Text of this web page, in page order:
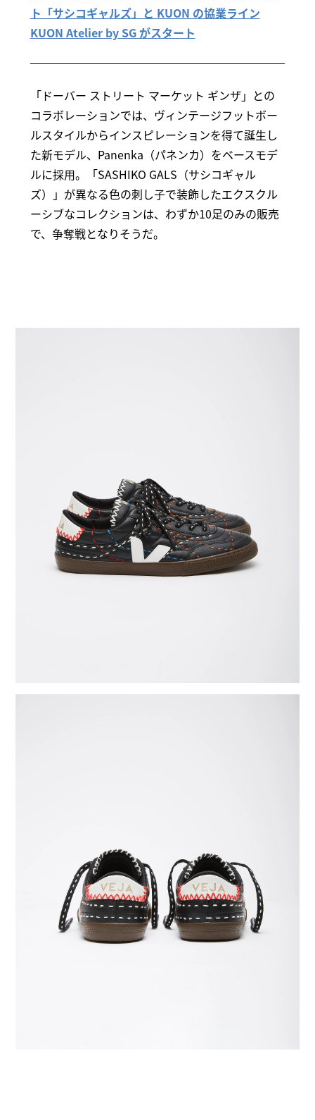
ト「サシコギャルズ」と KUON の協業ライン
KUON Atelier by SG がスタート
「ドーバー ストリート マーケット ギンザ」との
コラボレーションでは、ヴィンテージフットボー
ルスタイルからインスピレーションを得て誕生し
た新モデル、Panenka（パネンカ）をベースモデ
ルに採用。「SASHIKO GALS（サシコギャル
ズ）」が異なる色の刺し子で装飾したエクスクル
ーシブなコレクションは、わずか10足のみの販売
で、争奪戦となりそうだ。